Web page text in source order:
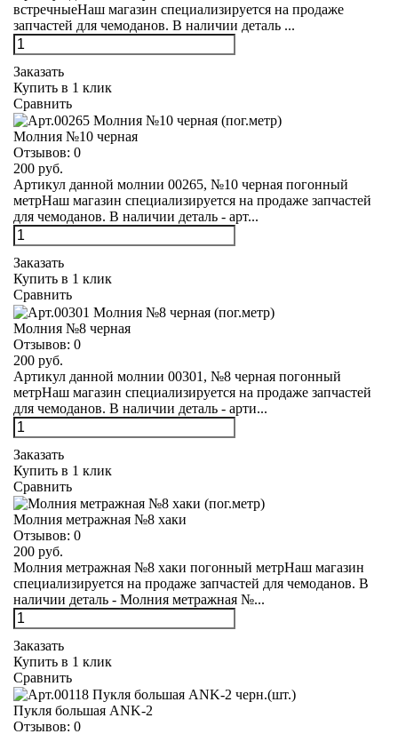
встречныеНаш магазин специализируется на продаже
запчастей для чемоданов. В наличии деталь ...
Заказать
Купить в 1 клик
Сравнить
Молния №10 черная
Отзывов: 0
200 руб.
Артикул данной молнии 00265, №10 черная погонный
метрНаш магазин специализируется на продаже запчастей
для чемоданов. В наличии деталь - арт...
Заказать
Купить в 1 клик
Сравнить
Молния №8 черная
Отзывов: 0
200 руб.
Артикул данной молнии 00301, №8 черная погонный
метрНаш магазин специализируется на продаже запчастей
для чемоданов. В наличии деталь - арти...
Заказать
Купить в 1 клик
Сравнить
Молния метражная №8 хаки
Отзывов: 0
200 руб.
Молния метражная №8 хаки погонный метрНаш магазин
специализируется на продаже запчастей для чемоданов. В
наличии деталь - Молния метражная №...
Заказать
Купить в 1 клик
Сравнить
Пукля большая ANK-2
Отзывов: 0